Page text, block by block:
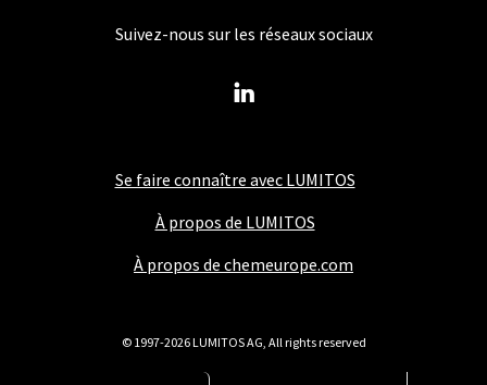
Se faire connaître avec LUMITOS
À propos de LUMITOS
À propos de chemeurope.com
Suivez-nous sur les réseaux sociaux
© 1997-2026 LUMITOS AG, All rights reserved